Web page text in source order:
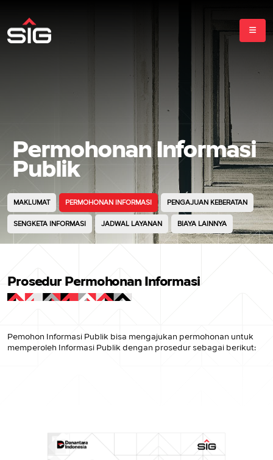
Permohonan Informasi
Publik
MAKLUMAT PERMOHONAN INFORMASI PENGAJUAN KEBERATAN
SENGKETA INFORMASI JADWAL LAYANAN BIAYA LAINNYA
Prosedur Permohonan Informasi
Pemohon Informasi Publik bisa mengajukan permohonan untuk
memperoleh Informasi Publik dengan prosedur sebagai berikut: